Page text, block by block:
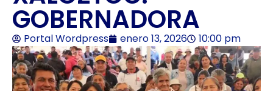
GOBERNADORA
Portal Wordpress enero 13, 2026 10:00 pm